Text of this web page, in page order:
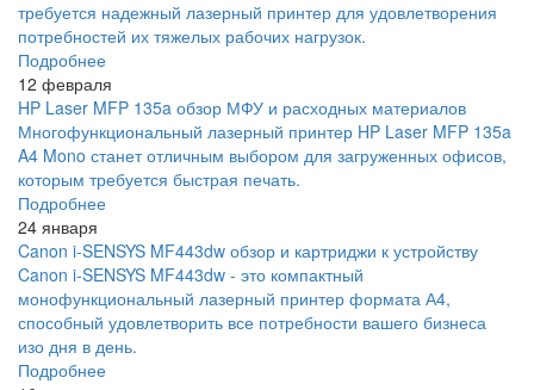
требуется надежный лазерный принтер для удовлетворения
потребностей их тяжелых рабочих нагрузок.
Подробнее
12 февраля
HP Laser MFP 135a обзор МФУ и расходных материалов
Многофункциональный лазерный принтер HP Laser MFP 135a
A4 Mono станет отличным выбором для загруженных офисов,
которым требуется быстрая печать.
Подробнее
24 января
Canon i-SENSYS MF443dw обзор и картриджи к устройству
Canon i-SENSYS MF443dw - это компактный
монофункциональный лазерный принтер формата А4,
способный удовлетворить все потребности вашего бизнеса
изо дня в день.
Подробнее